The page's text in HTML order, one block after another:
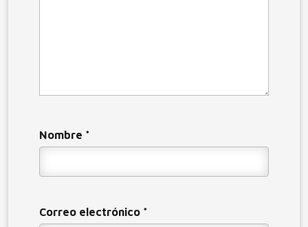
Nombre *
Correo electrónico *